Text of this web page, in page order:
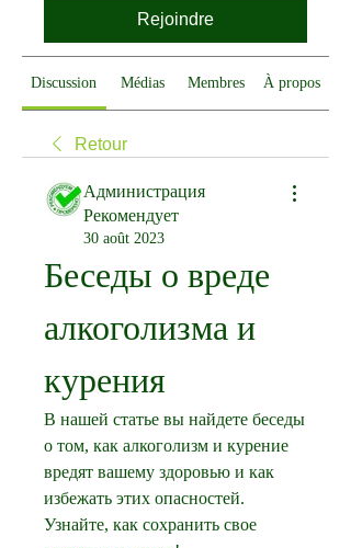
Rejoindre
Discussion Médias Membres À propos
Retour
Администрация
Рекомендует
30 août 2023
Беседы о вреде
алкоголизма и
курения
В нашей статье вы найдете беседы
о том, как алкоголизм и курение
вредят вашему здоровью и как
избежать этих опасностей.
Узнайте, как сохранить свое